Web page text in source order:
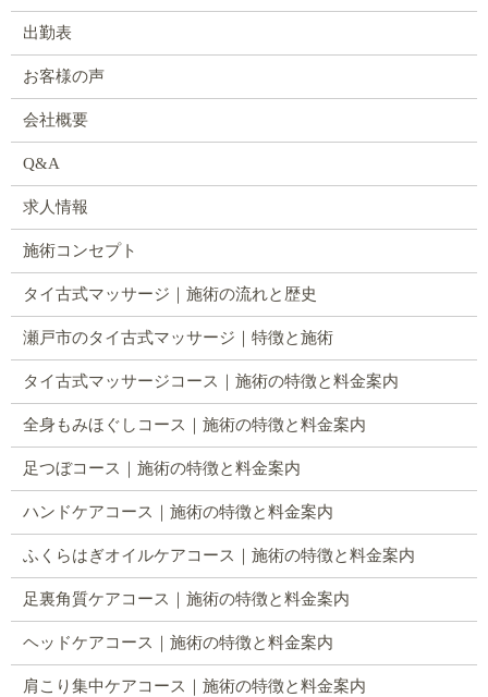
出勤表
お客様の声
会社概要
Q&A
求人情報
施術コンセプト
タイ古式マッサージ｜施術の流れと歴史
瀬戸市のタイ古式マッサージ｜特徴と施術
タイ古式マッサージコース｜施術の特徴と料金案内
全身もみほぐしコース｜施術の特徴と料金案内
足つぼコース｜施術の特徴と料金案内
ハンドケアコース｜施術の特徴と料金案内
ふくらはぎオイルケアコース｜施術の特徴と料金案内
足裏角質ケアコース｜施術の特徴と料金案内
ヘッドケアコース｜施術の特徴と料金案内
肩こり集中ケアコース｜施術の特徴と料金案内